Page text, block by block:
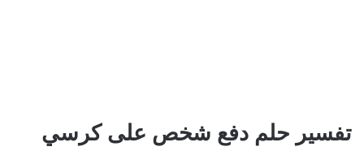
تفسير حلم دفع شخص على كرسي